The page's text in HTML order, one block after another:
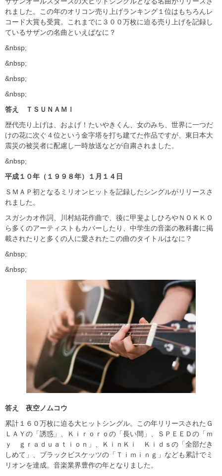
れました。この年のオリコン売り上げランキング１位はもちろんレ
コード大賞も受賞。これまでに３００万枚に迫る売り上げを記録し
ているサザンの名曲といえばなに？
&nbsp;
&nbsp;
&nbsp;
&nbsp;
答え ＴＳＵＮＡＭＩ
歴代売り上げは、およげ！たいやきくん、女のみち、世界に一つだ
けの花に次ぐ４位という金字塔を打ち建てた作品ですが、東日本大
震災の被災者に配慮し一時放送などが自粛されました。
&nbsp;
平成１０年（１９９８年）１月１４日
ＳＭＡＰ初となるミリオンヒットを記録したシングルがリリースさ
れました。
スガシカオ作詞、川村結花作曲で、後に甲斐よしひろやＮＯＫＫＯ
ら多くのアーティストもカバーしたり、中学生の音楽の教科書に掲
載されたりと多くの人に愛されたこの曲のタイトルはなに？
&nbsp;
&nbsp;
答え 夜空ノムコウ
累計１６０万枚に迫る大ヒットシングル。この年リリースされたＧ
ＬＡＹの「誘惑」、Ｋｉｒｏｒｏの「長い間」、ＳＰＥＥＤの「ｍ
ｙ ｇｒａｄｕａｔｉｏｎ」、ＫｉｎＫｉ Ｋｉｄｓの「全部だき
しめて」、ブラックビスケッツの「Ｔｉｍｉｎｇ」なども累計でミ
リオンを達成。音楽業界豊作の年となりました。